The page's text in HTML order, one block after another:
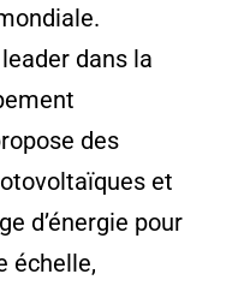
dans la
des
et
d’énergie pour
échelle,